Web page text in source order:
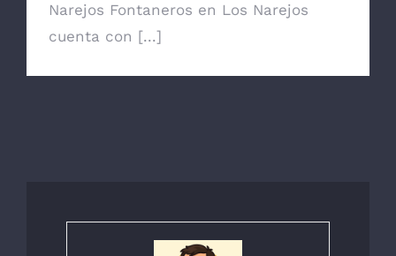
Narejos Fontaneros en Los Narejos
cuenta con [...]